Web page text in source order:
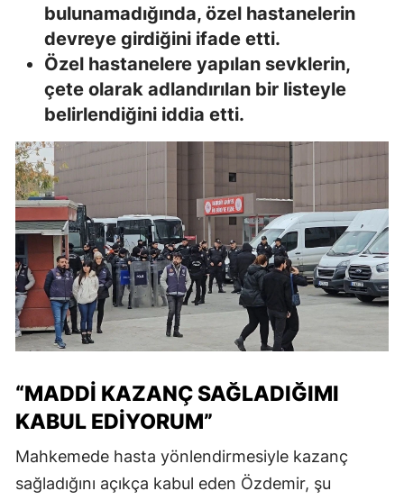
bulunamadığında, özel hastanelerin
devreye girdiğini ifade etti.
Özel hastanelere yapılan sevklerin,
çete olarak adlandırılan bir listeyle
belirlendiğini iddia etti.
“MADDI KAZANÇ SAĞLADIĞIMI
KABUL EDIYORUM”
Mahkemede hasta yönlendirmesiyle kazanç
sağladığını açıkça kabul eden Özdemir, şu